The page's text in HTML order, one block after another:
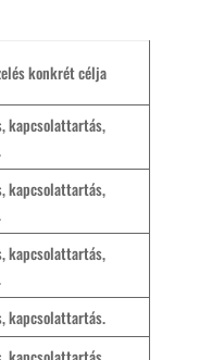
konkrét célja
kapcsolattartás,
kapcsolattartás,
kapcsolattartás,
kapcsolattartás.